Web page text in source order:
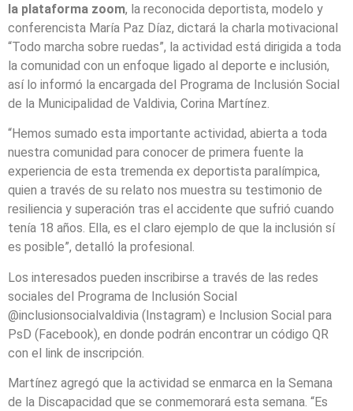
la plataforma zoom, la reconocida deportista, modelo y
conferencista María Paz Díaz, dictará la charla motivacional
“Todo marcha sobre ruedas”, la actividad está dirigida a toda
la comunidad con un enfoque ligado al deporte e inclusión,
así lo informó la encargada del Programa de Inclusión Social
de la Municipalidad de Valdivia, Corina Martínez.
“Hemos sumado esta importante actividad, abierta a toda
nuestra comunidad para conocer de primera fuente la
experiencia de esta tremenda ex deportista paralímpica,
quien a través de su relato nos muestra su testimonio de
resiliencia y superación tras el accidente que sufrió cuando
tenía 18 años. Ella, es el claro ejemplo de que la inclusión sí
es posible”, detalló la profesional.
Los interesados pueden inscribirse a través de las redes
sociales del Programa de Inclusión Social
@inclusionsocialvaldivia (Instagram) e Inclusion Social para
PsD (Facebook), en donde podrán encontrar un código QR
con el link de inscripción.
Martínez agregó que la actividad se enmarca en la Semana
de la Discapacidad que se conmemorará esta semana. “Es